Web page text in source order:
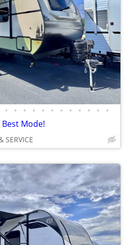
• • • • • • • • • • • •
Mode!
SERVICE